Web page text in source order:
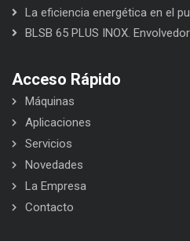
La eficiencia energética en el
BLSB 65 PLUS INOX.
Acceso Rápido
Máquinas
Aplicaciones
Servicios
Novedades
La Empresa
Contacto